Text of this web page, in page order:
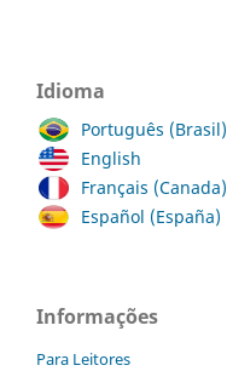
Idioma
Português (Brasil)
English
Français (Canada)
Español (España)
Informações
Para Leitores